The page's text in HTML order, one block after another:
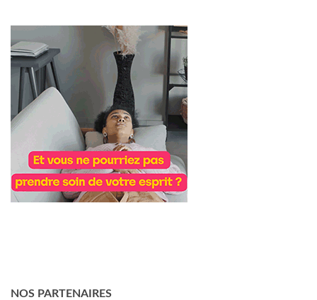
NOS PARTENAIRES